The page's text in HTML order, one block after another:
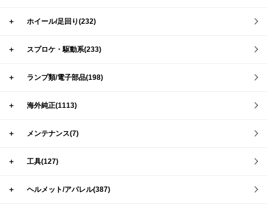
＋ ホイール/足回り(232)
＋ スプロケ・駆動系(233)
＋ ランプ類/電子部品(198)
＋ 海外純正(1113)
＋ メンテナンス(7)
＋ 工具(127)
＋ ヘルメット/アパレル(387)